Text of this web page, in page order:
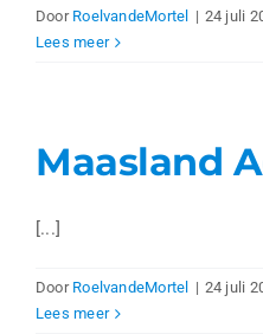
Door RoelvandeMortel | 24 juli
Lees meer
Maasland
[...]
Door RoelvandeMortel | 24 juli
Lees meer